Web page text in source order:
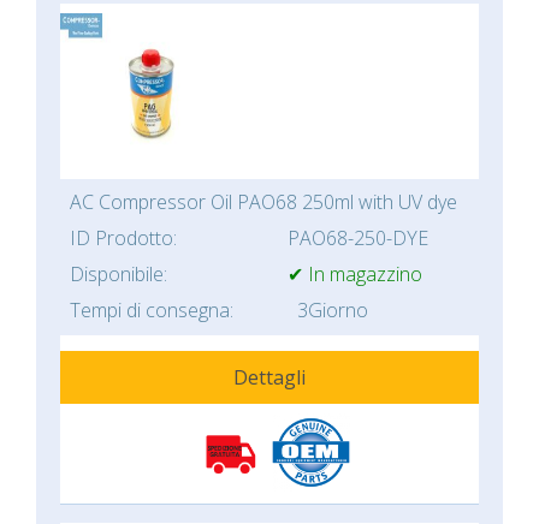
AC Compressor Oil PAO68 250ml with UV dye
ID Prodotto:
PAO68-250-DYE
Disponibile:
✔ In magazzino
Tempi di consegna:
3Giorno
Dettagli